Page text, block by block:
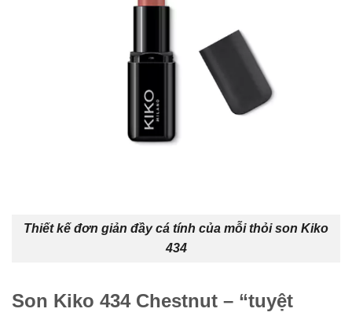
Thiết kế đơn giản đầy cá tính của mỗi thỏi son Kiko
434
Son Kiko 434 Chestnut – “tuyệt